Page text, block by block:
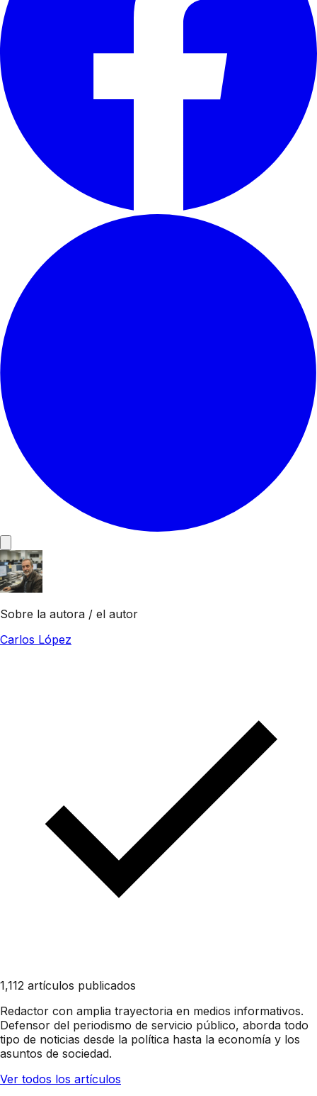
Sobre la autora / el autor
Carlos López
1,112 artículos publicados
Redactor con amplia trayectoria en medios informativos.
Defensor del periodismo de servicio público, aborda todo
tipo de noticias desde la política hasta la economía y los
asuntos de sociedad.
Ver todos los artículos